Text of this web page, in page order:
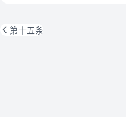
第十五条